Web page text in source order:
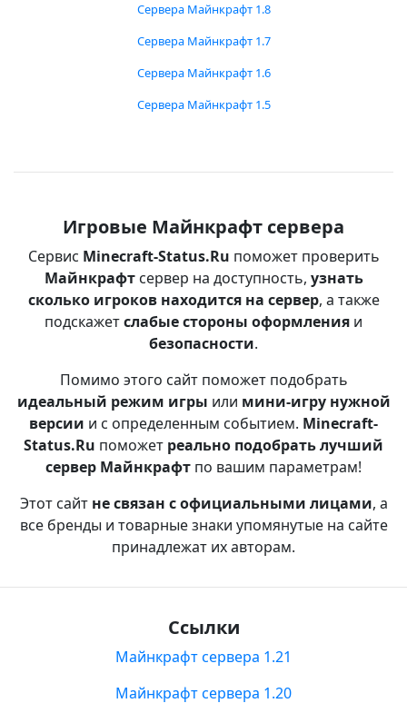
Сервера Майнкрафт 1.8
Сервера Майнкрафт 1.7
Сервера Майнкрафт 1.6
Сервера Майнкрафт 1.5
Игровые Майнкрафт сервера
Сервис Minecraft-Status.Ru поможет проверить
Майнкрафтсервер на доступность, узнать
сколько игроков находится на сервер, а также
подскажетслабые стороны оформления и
безопасности.
Помимо этого сайт поможет подобрать
идеальный режим игры или мини-игру нужной
версии и с определенным событием. Minecraft-
Status.Ru поможет реально подобрать лучший
сервер Майнкрафт по вашим параметрам!
Этот сайт не связан с официальными лицами, а
все бренды и товарные знаки упомянутые на сайте
принадлежат их авторам.
Ссылки
Майнкрафт сервера 1.21
Майнкрафт сервера 1.20